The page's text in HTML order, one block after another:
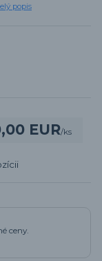
popis
EUR/ks
ceny.